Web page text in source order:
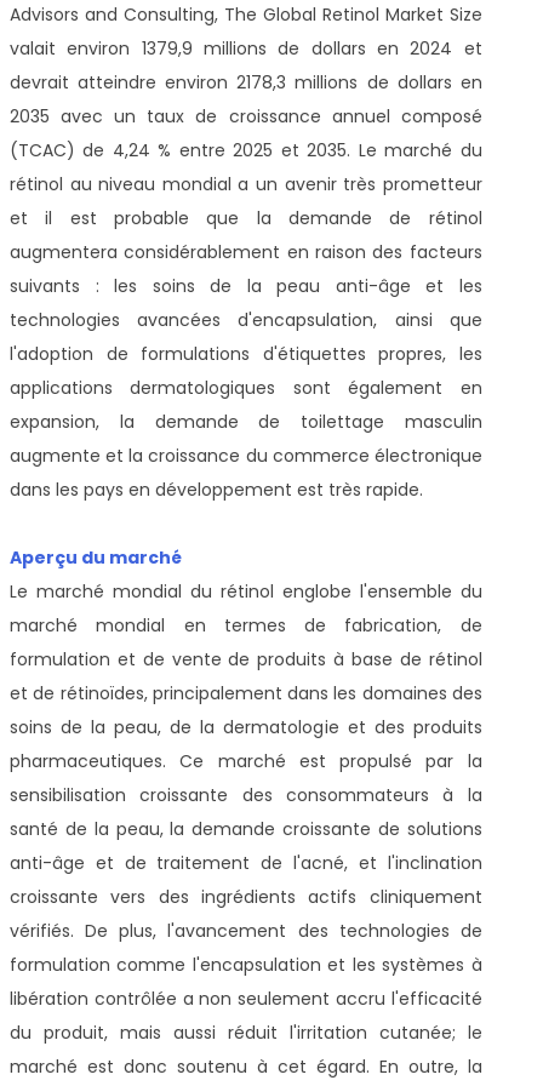
Advisors and Consulting, The Global Retinol Market Size
valait environ 1379,9 millions de dollars en 2024 et
devrait atteindre environ 2178,3 millions de dollars en
2035 avec un taux de croissance annuel composé
(TCAC) de 4,24 % entre 2025 et 2035. Le marché du
rétinol au niveau mondial a un avenir très prometteur
et il est probable que la demande de rétinol
augmentera considérablement en raison des facteurs
suivants : les soins de la peau anti-âge et les
technologies avancées d'encapsulation, ainsi que
l'adoption de formulations d'étiquettes propres, les
applications dermatologiques sont également en
expansion, la demande de toilettage masculin
augmente et la croissance du commerce électronique
dans les pays en développement est très rapide.
Aperçu du marché
Le marché mondial du rétinol englobe l'ensemble du
marché mondial en termes de fabrication, de
formulation et de vente de produits à base de rétinol
et de rétinoïdes, principalement dans les domaines des
soins de la peau, de la dermatologie et des produits
pharmaceutiques. Ce marché est propulsé par la
sensibilisation croissante des consommateurs à la
santé de la peau, la demande croissante de solutions
anti-âge et de traitement de l'acné, et l'inclination
croissante vers des ingrédients actifs cliniquement
vérifiés. De plus, l'avancement des technologies de
formulation comme l'encapsulation et les systèmes à
libération contrôlée a non seulement accru l'efficacité
du produit, mais aussi réduit l'irritation cutanée; le
marché est donc soutenu à cet égard. En outre, la